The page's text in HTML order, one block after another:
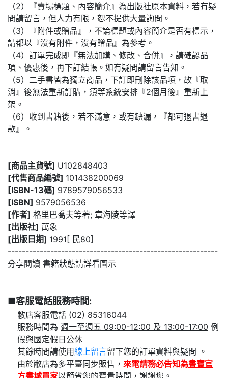
（2）『賣場標題、內容簡介』為出版社原本資料，若有疑
問請留言，但人力有限，恕不提供大量詢問。
（3）『附件或贈品』，不論標題或內容簡介是否有標示，
請都以『沒有附件，沒有贈品』為參考。
（4）訂單完成即『無法加購、修改、合併』，請確認品
項、優惠後，再下訂結帳。如有疑問請留言告知。
（5）二手書皆為獨立商品，下訂即刪除該品項，故『取
消』後無法重新訂購，須等系統安排『2個月後』重新上
架。
（6）收到書籍後，若不滿意，或有缺漏，『都可退書退
款』。
[商品主貨號] U102848403
[代售商品編號] 101438200069
[ISBN-13碼] 9789579056533
[ISBN] 9579056536
[作者] 格里巴喬夫等著; 章海陵等譯
[出版社] 萬象
[出版日期] 1991[ 民80]
-----------------------------------------------------------
分享閱讀 書籍狀態請詳看圖示
■客服電話服務時間:
敝店客服電話 (02) 85316044
服務時間為 週一至週五 09:00-12:00 及 13:00-17:00 例
假與國定假日公休
其餘時間請使用線上留言
留下您的訂單資料與疑問 。
由於敝店為多平臺同步販售， 來電請務必告知為書寶官
方書城買家以節省您的寶貴時間，謝謝您。